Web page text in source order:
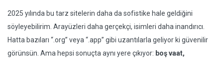
2025 yılında bu tarz sitelerin daha da sofistike hale geldiğini
söyleyebilirim. Arayüzleri daha gerçekçi, isimleri daha inandırıcı.
Hatta bazıları “.org” veya “.app” gibi uzantılarla geliyor ki güvenilir
görünsün. Ama hepsi sonuçta aynı yere çıkıyor: boş vaat,